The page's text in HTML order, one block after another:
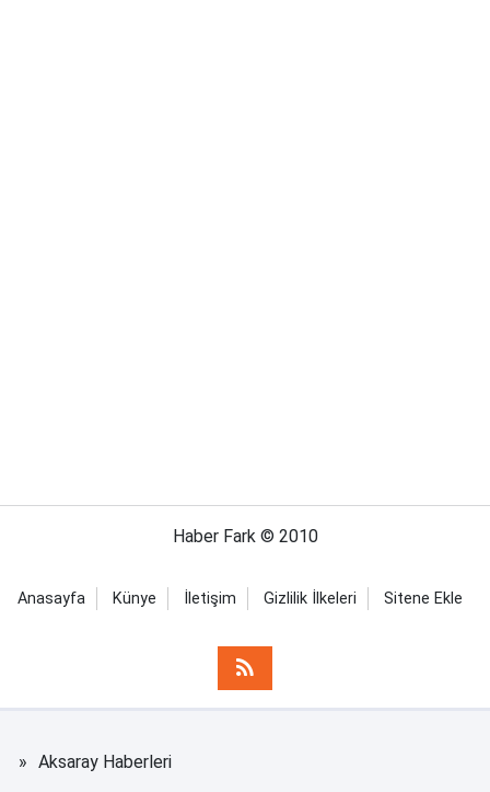
Haber Fark © 2010
Anasayfa Künye İletişim Gizlilik İlkeleri Sitene Ekle
Aksaray Haberleri